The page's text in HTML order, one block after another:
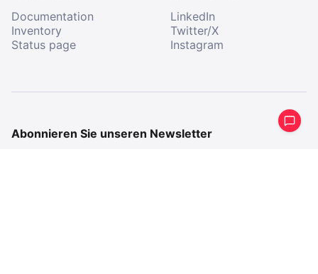
Documentation
Inventory
Status page
LinkedIn
Twitter/X
Instagram
Abonnieren Sie unseren Newsletter